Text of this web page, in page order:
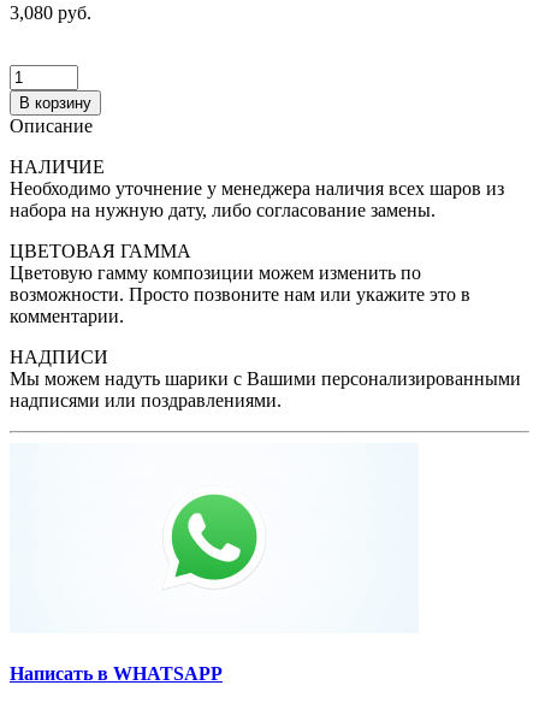
3,080 руб.
В корзину
Описание
НАЛИЧИЕ
Необходимо уточнение у менеджера наличия всех шаров из
набора на нужную дату, либо согласование замены.
ЦВЕТОВАЯ ГАММА
Цветовую гамму композиции можем изменить по
возможности. Просто позвоните нам или укажите это в
комментарии.
НАДПИСИ
Мы можем надуть шарики с Вашими персонализированными
надписями или поздравлениями.
Написать в WHATSAPP